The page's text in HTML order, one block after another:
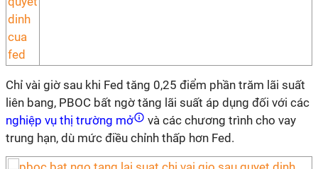
Chỉ vài giờ sau khi Fed tăng 0,25 điểm phần trăm lãi suất
liên bang, PBOC bất ngờ tăng lãi suất áp dụng đối với các
nghiệp vụ thị trường mở
và các chương trình cho vay
trung hạn, dù mức điều chỉnh thấp hơn Fed.